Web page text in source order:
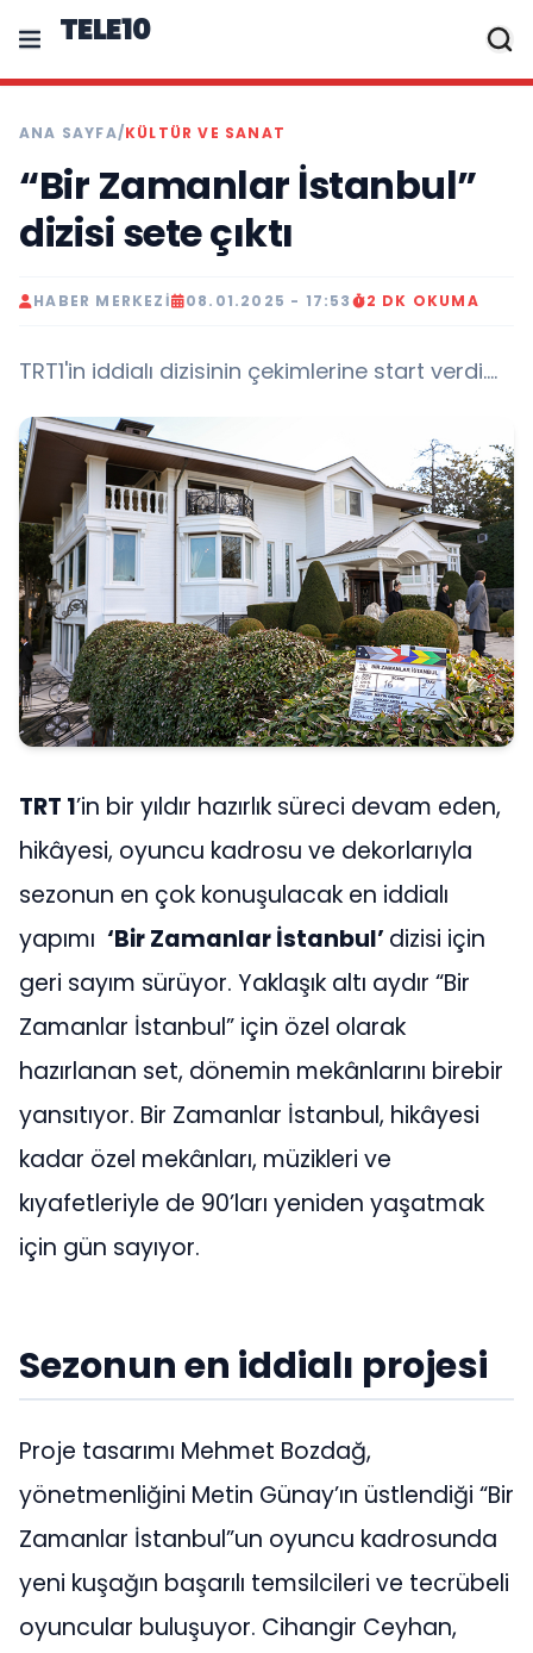
TELE10
ANA SAYFA/KÜLTÜR VE SANAT
“Bir Zamanlar İstanbul”
dizisi sete çıktı
HABER MERKEZI 08.01.2025 - 17:53 2 DK OKUMA
TRT1'in iddialı dizisinin çekimlerine start verdi....
TRT 1’in bir yıldır hazırlık süreci devam eden,
hikâyesi, oyuncu kadrosu ve dekorlarıyla
sezonun en çok konuşulacak en iddialı
yapımı ‘Bir Zamanlar İstanbul’dizisi için
geri sayım sürüyor. Yaklaşık altı aydır “Bir
Zamanlar İstanbul” için özel olarak
hazırlanan set, dönemin mekânlarını birebir
yansıtıyor. Bir Zamanlar İstanbul, hikâyesi
kadar özel mekânları, müzikleri ve
kıyafetleriyle de 90’ları yeniden yaşatmak
için gün sayıyor.
Sezonun en iddialı projesi
Proje tasarımı Mehmet Bozdağ,
yönetmenliğini Metin Günay’ın üstlendiği “Bir
Zamanlar İstanbul”un oyuncu kadrosunda
yeni kuşağın başarılı temsilcileri ve tecrübeli
oyuncular buluşuyor. Cihangir Ceyhan,